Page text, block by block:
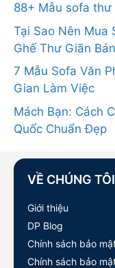
88+ Mẫu sofa thư
Tại Sao Nên Mua
Ghế Thư Giãn
7 Mẫu Sofa Văn
Gian Làm Việc
Mách Bạn: Cách
Quốc Chuẩn Đẹp
VỀ CHÚNG TÔI
Giới thiệu
DP Blog
Chính sách bảo
Chính sách bảo